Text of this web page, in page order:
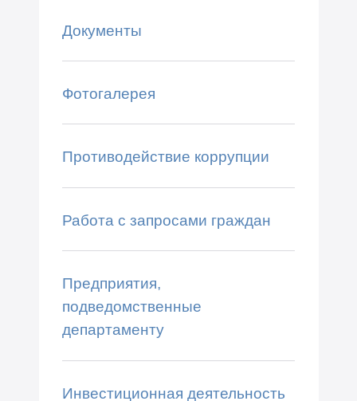
Документы
Фотогалерея
Противодействие коррупции
Работа с запросами граждан
Предприятия,
подведомственные
департаменту
Инвестиционная деятельность